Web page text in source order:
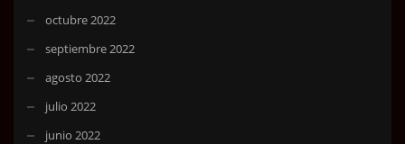
octubre 2022
septiembre 2022
agosto 2022
julio 2022
junio 2022